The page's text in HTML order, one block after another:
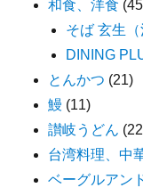
和食、洋食
そば 玄生（
DINING
とんかつ (21)
鰻 (11)
讃岐うどん
台湾料理、中
ベーグルアン